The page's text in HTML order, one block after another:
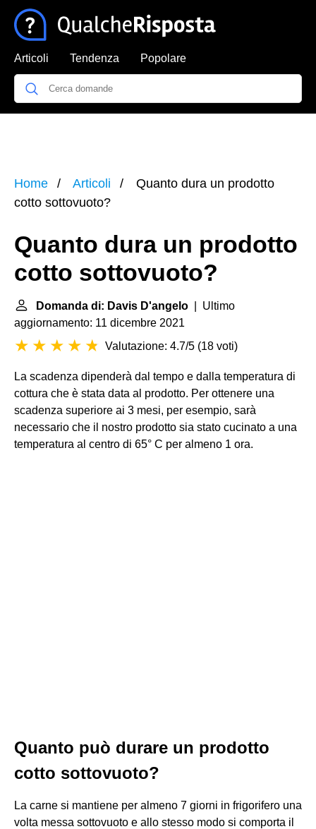
Articoli Tendenza Popolare
Home Articoli
Quanto dura un prodotto
cotto sottovuoto?
Quanto dura un prodotto
cotto sottovuoto?
Domanda di: Davis D'angelo | Ultimo
aggiornamento: 11 dicembre 2021
Valutazione: 4.7/5 (18 voti)
La scadenza dipenderà dal tempo e dalla temperatura di
cottura che è stata data al prodotto. Per ottenere una
scadenza superiore ai 3 mesi, per esempio, sarà
necessario che il nostro prodotto sia stato cucinato a una
temperatura al centro di 65° C per almeno 1 ora.
Quanto può durare un prodotto
cotto sottovuoto?
La carne si mantiene per almeno 7 giorni in frigorifero una
volta messa sottovuoto e allo stesso modo si comporta il